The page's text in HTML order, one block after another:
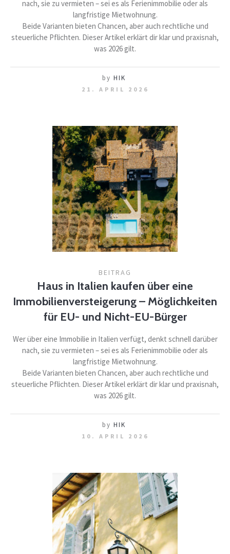
nach, sie zu vermieten – sei es als Ferienimmobilie oder als
langfristige Mietwohnung.
Beide Varianten bieten Chancen, aber auch rechtliche und
steuerliche Pflichten. Dieser Artikel erklärt dir klar und praxisnah,
was 2026 gilt.
by HIK
21. APRIL 2026
BEITRAG
Haus in Italien kaufen über eine
Immobilienversteigerung – Möglichkeiten
für EU- und Nicht-EU-Bürger
Wer über eine Immobilie in Italien verfügt, denkt schnell darüber
nach, sie zu vermieten – sei es als Ferienimmobilie oder als
langfristige Mietwohnung.
Beide Varianten bieten Chancen, aber auch rechtliche und
steuerliche Pflichten. Dieser Artikel erklärt dir klar und praxisnah,
was 2026 gilt.
by HIK
10. APRIL 2026